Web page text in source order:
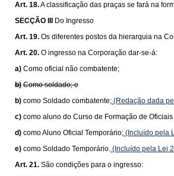
Art. 18.A classificação das praças se fará na
SECÇÃO III
Do Ingresso
Art. 19. Os diferentes postos da hierarquia na
Art. 20. O ingresso na Corporação dar-se-á:
a) Como oficial não combatente;
b) Como soldado; e
b) como Soldado combatente; (Redação dada
c) como aluno do Curso de Formação de
d) como Aluno Oficial Temporário; (Incluído pela
e) como Soldado Temporário. (Incluído pela Lei
Art. 21. São condições para o ingresso: